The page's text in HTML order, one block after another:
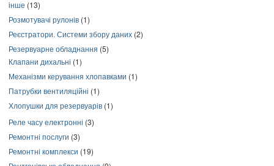
інше (13)
Розмотувачі рулонів (1)
Реєстратори. Системи збору даних (2)
Резервуарне обладнання (5)
Клапани дихальні (1)
Механізми керування хлопавками (1)
Патрубки вентиляційні (1)
Хлопушки для резервуарів (1)
Реле часу електронні (3)
Ремонтні послуги (3)
Ремонтні комплекси (19)